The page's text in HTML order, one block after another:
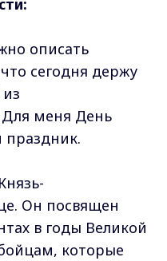
описать
сегодня держу
Для меня День
Он посвящен
в годы Великой
которые